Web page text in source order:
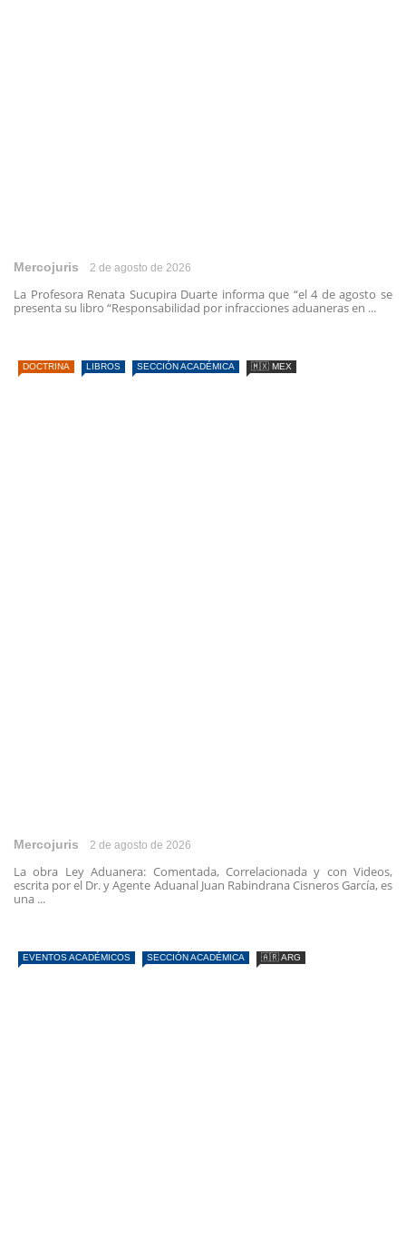
Mercojuris 2 de agosto de 2026
La Profesora Renata Sucupira Duarte informa que “el 4 de agosto se
presenta su libro “Responsabilidad por infracciones aduaneras en ...
DOCTRINA LIBROS SECCIÓN ACADÉMICA 🇲🇽 MEX
Mercojuris 2 de agosto de 2026
La obra Ley Aduanera: Comentada, Correlacionada y con Videos,
escrita por el Dr. y Agente Aduanal Juan Rabindrana Cisneros García, es
una ...
EVENTOS ACADÉMICOS SECCIÓN ACADÉMICA 🇦🇷 ARG